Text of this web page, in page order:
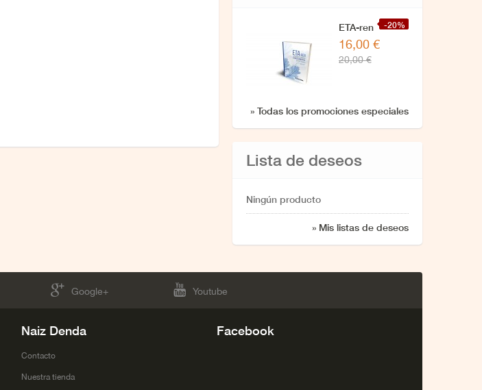
-20%
ETA-ren
zuzendaritzarekin
azken
16,00 €
20,00 €
» Todas los promociones especiales
Lista de deseos
Ningún producto
» Mis listas de deseos
Google+ Youtube
Naiz Denda
Contacto
Nuestra tienda
Facebook